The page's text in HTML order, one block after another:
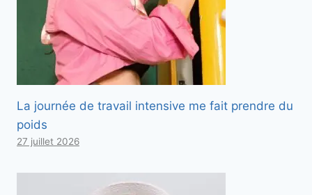
La journée de travail intensive me fait prendre du
poids
27 juillet 2026